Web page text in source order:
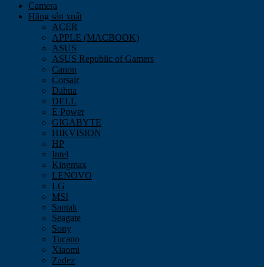
Camera
Hãng sản xuất
ACER
APPLE (MACBOOK)
ASUS
ASUS Republic of Gamers
Canon
Corsair
Dahua
DELL
E Power
GIGABYTE
HIKVISION
HP
Intel
Kingmax
LENOVO
LG
MSI
Santak
Seagate
Sony
Tucano
Xiaomi
Zadez